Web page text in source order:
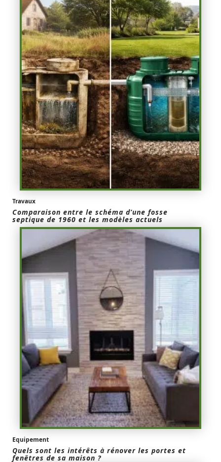
Travaux
Comparaison entre le schéma d’une fosse
septique de 1960 et les modèles actuels
Equipement
Quels sont les intérêts à rénover les portes et
fenêtres de sa maison ?